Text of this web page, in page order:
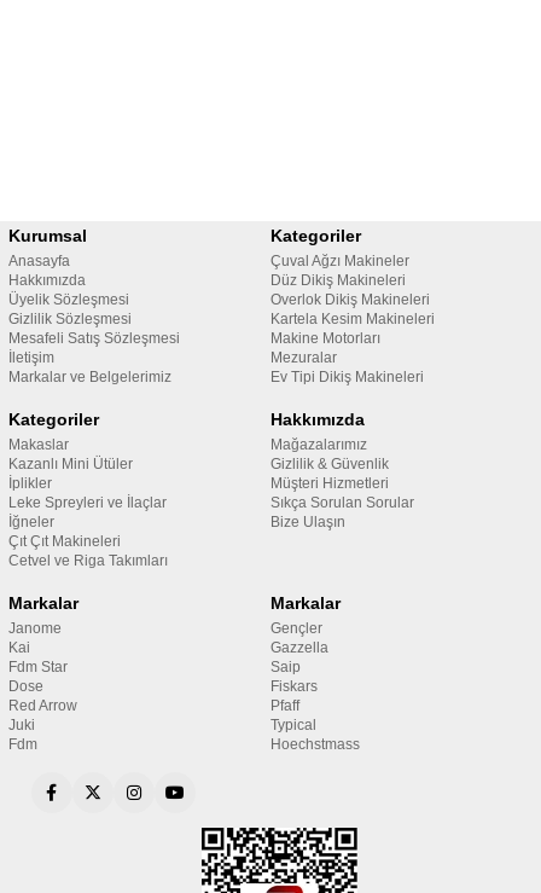
Kurumsal
Anasayfa
Hakkımızda
Üyelik Sözleşmesi
Gizlilik Sözleşmesi
Mesafeli Satış Sözleşmesi
İletişim
Markalar ve Belgelerimiz
Kategoriler
Çuval Ağzı Makineler
Düz Dikiş Makineleri
Overlok Dikiş Makineleri
Kartela Kesim Makineleri
Makine Motorları
Mezuralar
Ev Tipi Dikiş Makineleri
Kategoriler
Makaslar
Kazanlı Mini Ütüler
İplikler
Leke Spreyleri ve İlaçlar
İğneler
Çıt Çıt Makineleri
Cetvel ve Riga Takımları
Hakkımızda
Mağazalarımız
Gizlilik & Güvenlik
Müşteri Hizmetleri
Sıkça Sorulan Sorular
Bize Ulaşın
Markalar
Janome
Kai
Fdm Star
Dose
Red Arrow
Juki
Fdm
Markalar
Gençler
Gazzella
Saip
Fiskars
Pfaff
Typical
Hoechstmass